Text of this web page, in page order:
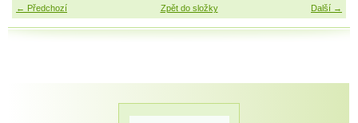
← Předchozí Další →
Zpět do složky